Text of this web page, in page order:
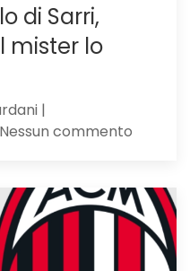
di Sarri,
mister lo
|
Nessun commento
di
Sarri,
verso